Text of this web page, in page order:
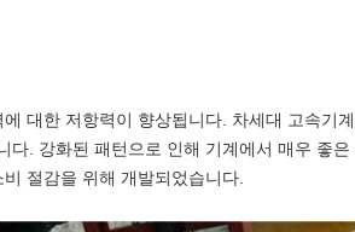
에 대한 저항력이 향상됩니다. 차세대 고속기
다. 강화된 패턴으로 인해 기계에서 매우 좋
절감을 위해 개발되었습니다.